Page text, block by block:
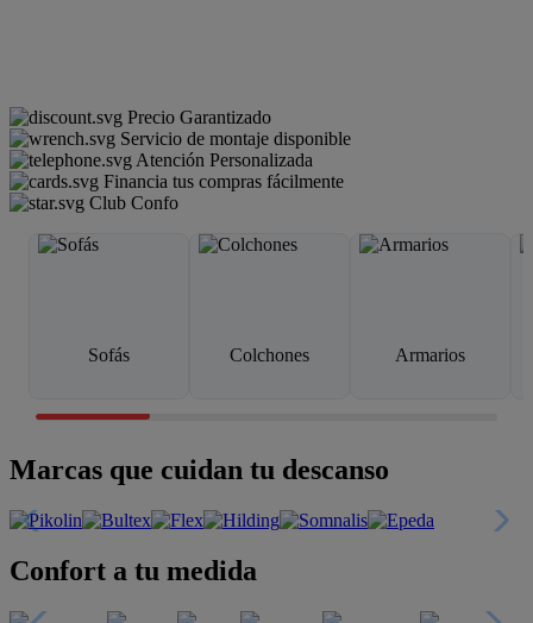
Precio Garantizado
Servicio de montaje disponible
Atención Personalizada
Financia tus compras fácilmente
Club Confo
Sofás Colchones Armarios
Marcas que cuidan tu descanso
Confort a tu medida